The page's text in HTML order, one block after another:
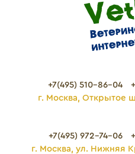
+7(495) 510-86-04
г. Москва, Открытое
+7(495) 972-74-06
г. Москва, ул. Нижняя